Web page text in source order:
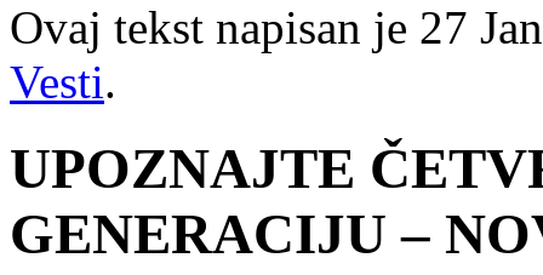
Ovaj tekst napisan je 27
Vesti.
UPOZNAJTE
GENERACIJU –